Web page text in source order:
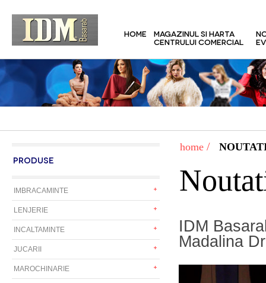
HOME
MAGAZINUL SI HARTA
CENTRULUI COMERCIAL
PRODUSE
IMBRACAMINTE
LENJERIE
INCALTAMINTE
JUCARII
MAROCHINARIE
home /
IDM
Madalina